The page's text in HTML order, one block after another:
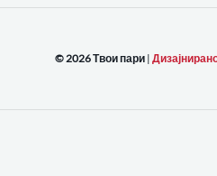
© 2026 Твои пари |